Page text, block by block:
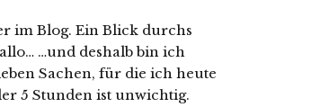
im Blog. Ein Blick durchs
…und deshalb bin ich
Sachen, für die ich heute
5 Stunden ist unwichtig.